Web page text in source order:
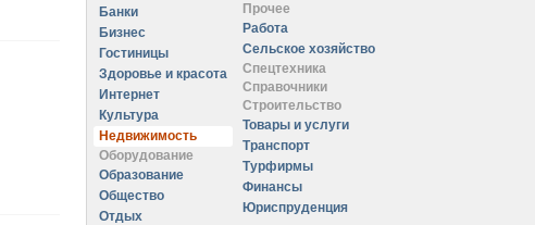
Банки
Бизнес
Гостиницы
Здоровье и красота
Интернет
Культура
Недвижимость
Оборудование
Образование
Общество
Отдых
Прочее
Работа
Сельское хозяйство
Спецтехника
Справочники
Строительство
Товары и услуги
Транспорт
Турфирмы
Финансы
Юриспруденция